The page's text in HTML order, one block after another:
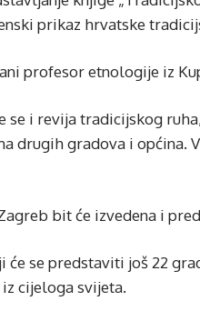
prikaz hrvatske
profesor etnologije iz
i revija tradicijskog
drugih gradova i općina.
bit će izvedena i
će se predstaviti još 22
cijeloga svijeta.